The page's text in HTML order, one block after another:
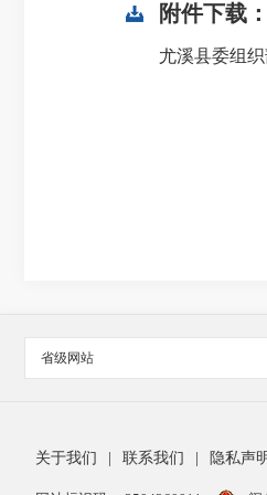
附件下载：
尤溪县委组
省级网站
关于我们 联系我们 隐私声